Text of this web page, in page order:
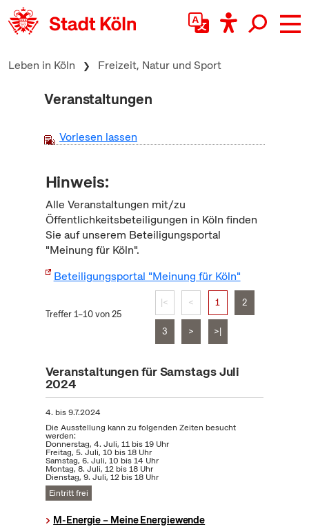
zum Inhalt springen
Leben in Köln Freizeit, Natur und Sport
Veranstaltungen
Vorlesen lassen
Hinweis:
Alle Veranstaltungen mit/zu
Öffentlichkeitsbeteiligungen in Köln finden
Sie auf unserem Beteiligungsportal
"Meinung für Köln".
Beteiligungsportal "Meinung für Köln"
Treffer 1–10 von 25
|< < 1 2
3 > >|
Veranstaltungen für Samstags Juli
2024
4. bis9.7.2024
Die Ausstellung kann zu folgenden Zeiten besucht
werden:
Donnerstag, 4. Juli, 11 bis 19 Uhr
Freitag, 5. Juli, 10 bis 18 Uhr
Samstag, 6. Juli, 10 bis 14 Uhr
Montag, 8. Juli, 12 bis 18 Uhr
Dienstag, 9. Juli, 12 bis 18 Uhr
Eintritt frei
M-Energie – Meine Energiewende